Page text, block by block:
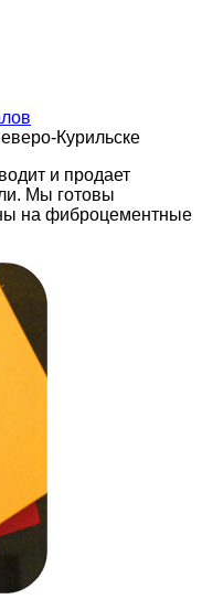
Курильске
и продает
Мы готовы
на фиброцементные